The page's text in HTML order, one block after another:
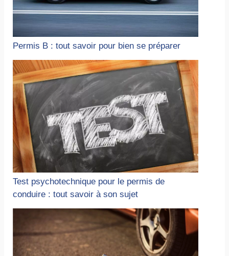
Permis B : tout savoir pour bien se préparer
Test psychotechnique pour le permis de
conduire : tout savoir à son sujet